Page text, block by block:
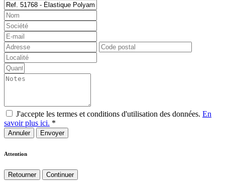
J'accepte les termes et conditions d'utilisation des données. En
savoir plus ici. *
Annuler
Attention
Retourner Continuer